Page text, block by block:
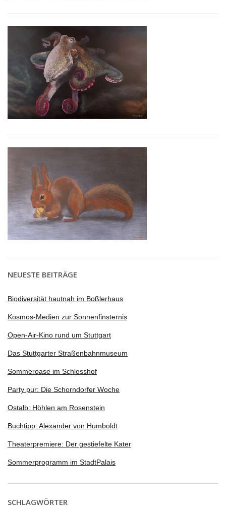
NEUESTE BEITRÄGE
Biodiversität hautnah im Boßlerhaus
Kosmos-Medien zur Sonnenfinsternis
Open-Air-Kino rund um Stuttgart
Das Stuttgarter Straßenbahnmuseum
Sommeroase im Schlosshof
Party pur: Die Schorndorfer Woche
Ostalb: Höhlen am Rosenstein
Buchtipp: Alexander von Humboldt
Theaterpremiere: Der gestiefelte Kater
Sommerprogramm im StadtPalais
SCHLAGWÖRTER